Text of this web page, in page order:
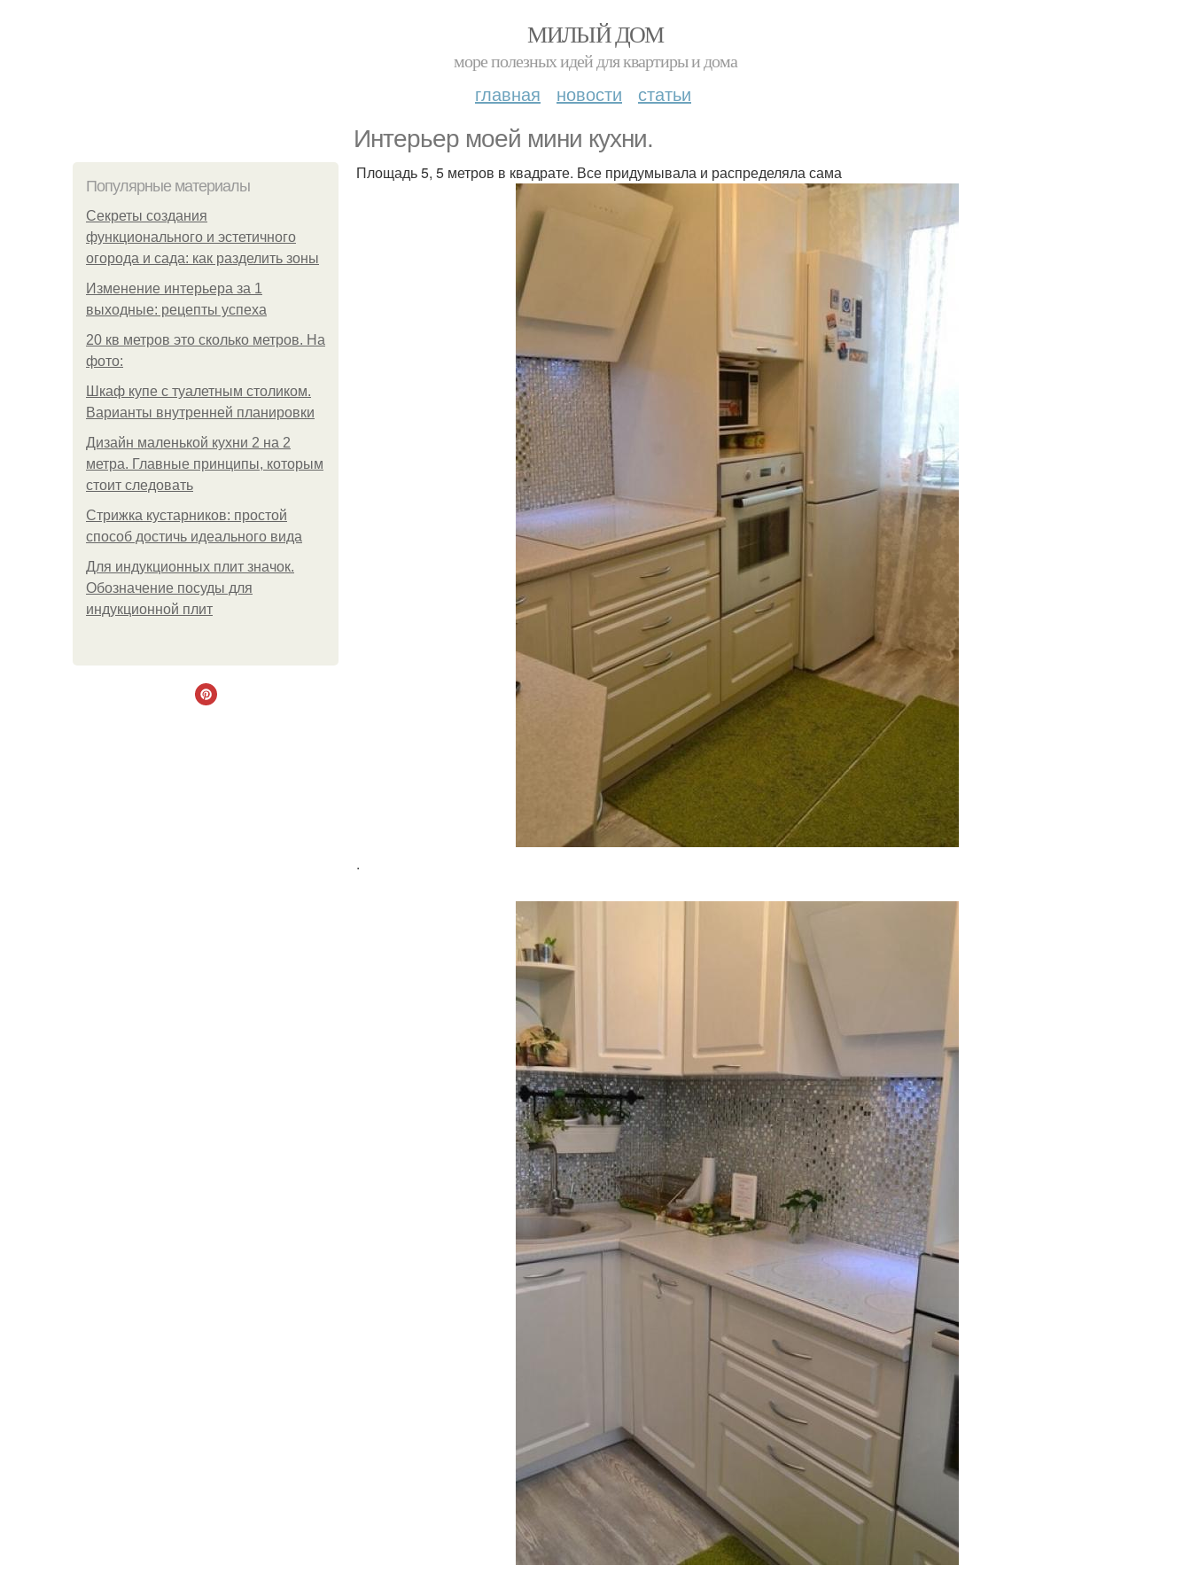
МИЛЫЙ ДОМ
море полезных идей для квартиры и дома
главная новости статьи
Интерьер моей мини кухни.
Популярные материалы
Секреты создания
функционального и эстетичного
огорода и сада: как разделить зоны
Изменение интерьера за 1
выходные: рецепты успеха
20 кв метров это сколько метров. На
фото:
Шкаф купе с туалетным столиком.
Варианты внутренней планировки
Дизайн маленькой кухни 2 на 2
метра. Главные принципы, которым
стоит следовать
Стрижка кустарников: простой
способ достичь идеального вида
Для индукционных плит значок.
Обозначение посуды для
индукционной плит
Площадь 5, 5 метров в квадрате. Все придумывала и распределяла сама
.